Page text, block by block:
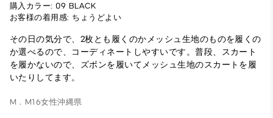
購入カラー: 09 BLACK
お客様の着用感: ちょうどよい
その日の気分で、2枚とも履くのかメッシュ生地のものを履くの
か選べるので、コーディネートしやすいです。普段、スカート
を履かないので、ズボンを履いてメッシュ生地のスカートを履
いたりしてます。
M．M16女性沖縄県